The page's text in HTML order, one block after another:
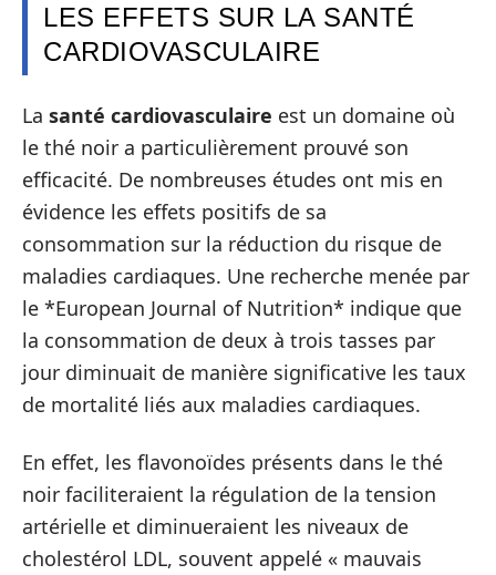
LES EFFETS SUR LA SANTÉ
CARDIOVASCULAIRE
La santé cardiovasculaire est un domaine où
le thé noir a particulièrement prouvé son
efficacité. De nombreuses études ont mis en
évidence les effets positifs de sa
consommation sur la réduction du risque de
maladies cardiaques. Une recherche menée par
le *European Journal of Nutrition* indique que
la consommation de deux à trois tasses par
jour diminuait de manière significative les taux
de mortalité liés aux maladies cardiaques.
En effet, les flavonoïdes présents dans le thé
noir faciliteraient la régulation de la tension
artérielle et diminueraient les niveaux de
cholestérol LDL, souvent appelé « mauvais